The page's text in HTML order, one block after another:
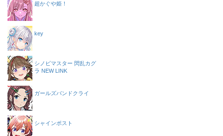
超かぐや姫！
key
シノビマスター 閃乱カグ
ラ NEW LINK
ガールズバンドクライ
シャインポスト